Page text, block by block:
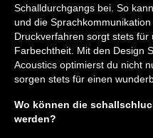
Schalldurchgangs bei. So
und die
Druckverfahren sorgt stets
Farbechtheit. Mit den Design
Acoustics optimierst du nicht
sorgen stets für einen
Wo können die
werden?